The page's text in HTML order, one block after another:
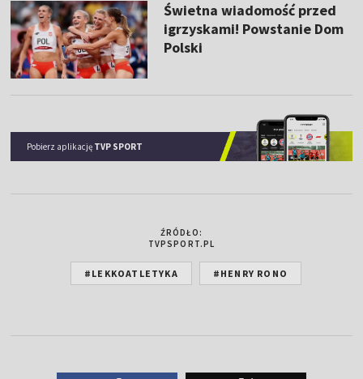
Świetna wiadomość przed
igrzyskami! Powstanie Dom
Polski
Pobierz aplikację TVP SPORT
ŹRÓDŁO:
TVPSPORT.PL
#LEKKOATLETYKA #HENRY RONO